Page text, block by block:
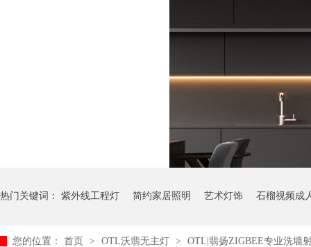
热门关键词： 紫外线工程灯 简约家居照明 艺术灯饰 石榴视频成
您的位置： 首页 > OTL沃翡无主灯 > OTL|翡扬ZIGBEE专业洗墙